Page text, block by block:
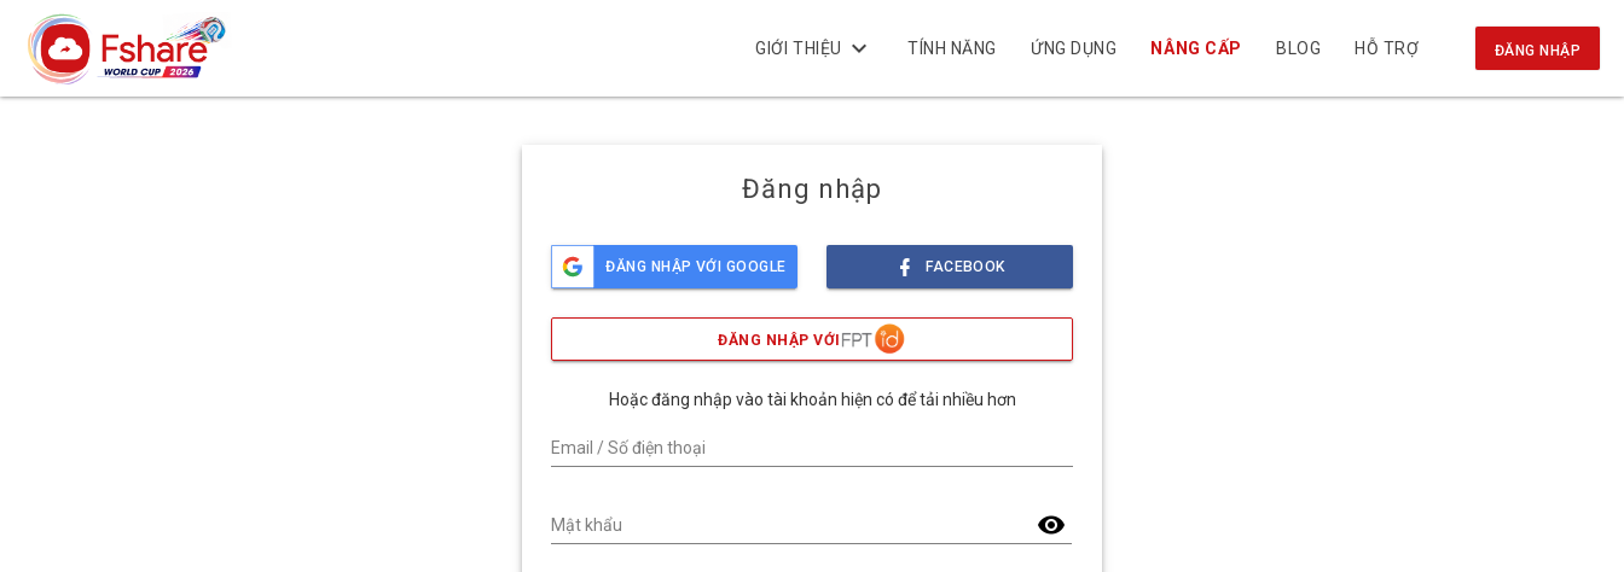
GIỚI THIỆU keyboard_arrow_down TÍNH NĂNG ỨNG DỤNG NÂNG CẤP BLOG HỖ TRỢ ĐĂNG NHẬP
Đăng nhập
ĐĂNG NHẬP VỚI GOOGLE FACEBOOK
ĐĂNG NHẬP VỚI
Hoặc đăng nhập vào tài khoản hiện có để tải nhiều hơn
Email / Số điện thoại
visibility
Mật khẩu